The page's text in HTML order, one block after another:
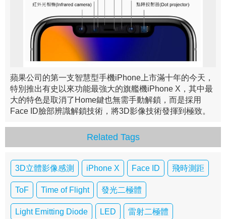
蘋果公司的第一支智慧型手機iPhone上市滿十年的今天，
特別推出有史以來功能最強大的旗艦機iPhone X，其中最
大的特色是取消了Home鍵也無需手動解鎖，而是採用
Face ID臉部辨識解鎖技術，將3D影像技術發揮到極致。
Related Tags
3D立體影像感測 iPhone X Face ID 飛時測距
ToF Time of Flight 發光二極體
Light Emitting Diode LED 雷射二極體